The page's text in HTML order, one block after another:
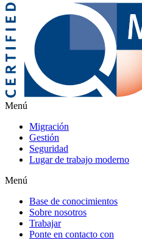
Menú
Migración
Gestión
Seguridad
Lugar de trabajo moderno
Menú
Base de conocimientos
Sobre nosotros
Trabajar
Ponte en contacto con